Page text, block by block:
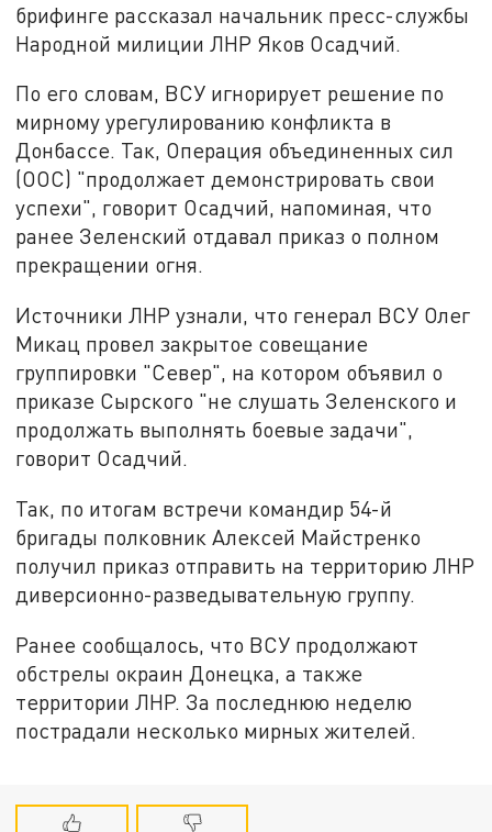
брифинге рассказал начальник пресс-службы
Народной милиции ЛНР Яков Осадчий.
По его словам, ВСУ игнорирует решение по
мирному урегулированию конфликта в
Донбассе. Так, Операция объединенных сил
(ООС) "продолжает демонстрировать свои
успехи", говорит Осадчий, напоминая, что
ранее Зеленский отдавал приказ о полном
прекращении огня.
Источники ЛНР узнали, что генерал ВСУ Олег
Микац провел закрытое совещание
группировки "Север", на котором объявил о
приказе Сырского "не слушать Зеленского и
продолжать выполнять боевые задачи",
говорит Осадчий.
Так, по итогам встречи командир 54-й
бригады полковник Алексей Майстренко
получил приказ отправить на территорию ЛНР
диверсионно-разведывательную группу.
Ранее сообщалось, что ВСУ продолжают
обстрелы окраин Донецка, а также
территории ЛНР. За последнюю неделю
пострадали несколько мирных жителей.